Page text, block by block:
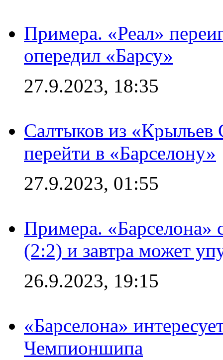
Примера. «Реал»
опередил «Барсу»
27.9.2023, 18:35
Салтыков из «Крыльев
перейти в «Барселону»
27.9.2023, 01:55
Примера. «Барселона»
(2:2) и завтра может
26.9.2023, 19:15
«Барселона»
Чемпионшипа